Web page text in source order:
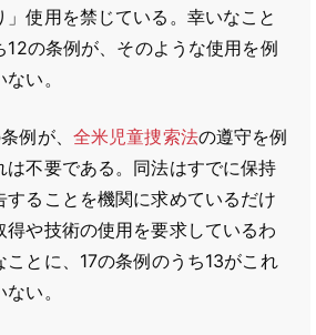
」使用を禁じている。幸いなこと
12の条例が、そのような使用を例
い。
例が、 全米児童捜索法の遵守を例
は不要である。同法はすでに保持
することを機関に求めているだけ
得や技術の使用を要求しているわ
ことに、17の条例のうち13がこれ
い。